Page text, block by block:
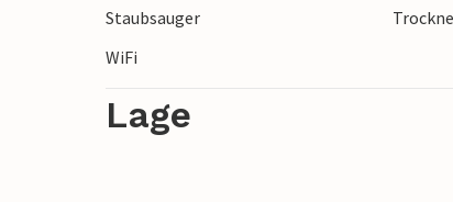
Staubsauger
WiFi
Lage